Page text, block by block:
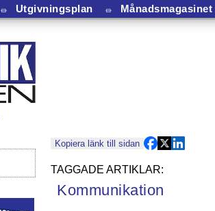
⏛ Utgivningsplan ⏛ Månadsmagasinet
Kopiera länk till sidan
Kommunikation